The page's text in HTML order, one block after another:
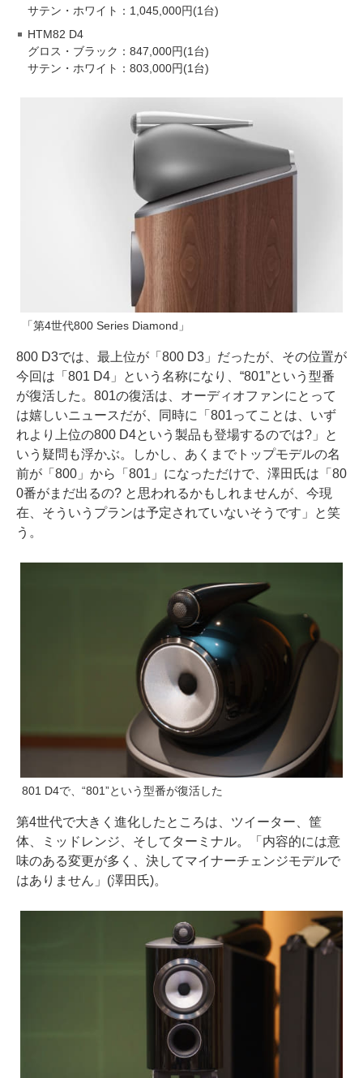
サテン・ホワイト：1,045,000円(1台)
HTM82 D4
グロス・ブラック：847,000円(1台)
サテン・ホワイト：803,000円(1台)
「第4世代800 Series Diamond」
800 D3では、最上位が「800 D3」だったが、その位置が
今回は「801 D4」という名称になり、“801”という型番
が復活した。801の復活は、オーディオファンにとって
は嬉しいニュースだが、同時に「801ってことは、いず
れより上位の800 D4という製品も登場するのでは?」と
いう疑問も浮かぶ。しかし、あくまでトップモデルの名
前が「800」から「801」になっただけで、澤田氏は「80
0番がまだ出るの? と思われるかもしれませんが、今現
在、そういうプランは予定されていないそうです」と笑
う。
801 D4で、“801”という型番が復活した
第4世代で大きく進化したところは、ツイーター、筐
体、ミッドレンジ、そしてターミナル。「内容的には意
味のある変更が多く、決してマイナーチェンジモデルで
はありません」(澤田氏)。